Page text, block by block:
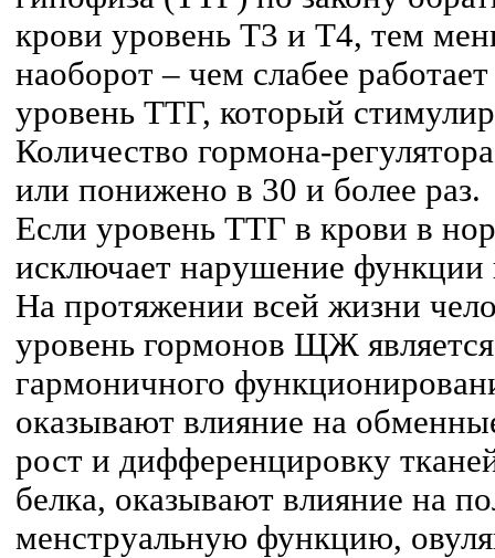
крови уровень Т3 и Т4, тем
наоборот – чем слабее
уровень ТТГ, который
Количество гормона-
или понижено в 30 и более раз.
Если уровень ТТГ в крови в
исключает нарушение
На протяжении всей жизни
уровень гормонов ЩЖ
гармоничного
оказывают влияние на
рост и дифференцировку
белка, оказывают влияние на
менструальную функцию,